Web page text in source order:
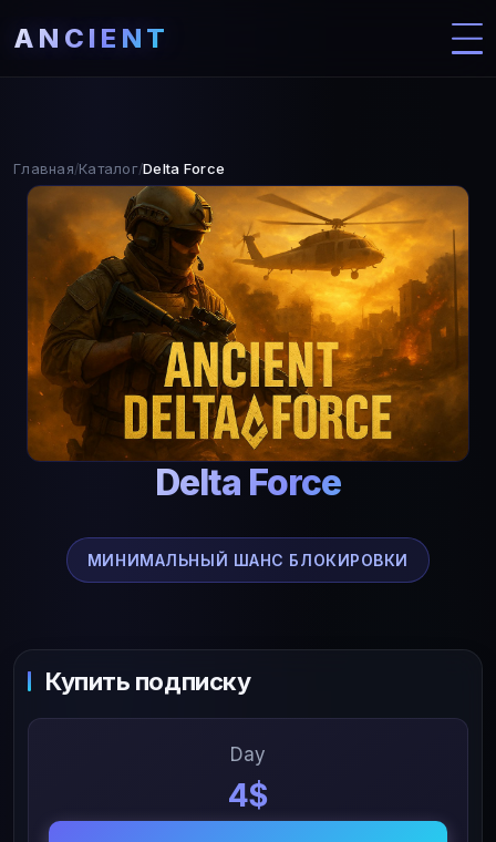
ANCIENT
Главная/Каталог/Delta Force
Delta Force
МИНИМАЛЬНЫЙ ШАНС БЛОКИРОВКИ
Купить подписку
Day
4$